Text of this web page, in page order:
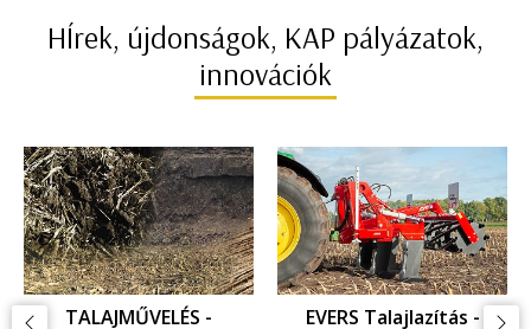
HÍrek, újdonságok, KAP pályázatok,
innovációk
TALAJMŰVELÉS -
EVERS Talajlazítás -